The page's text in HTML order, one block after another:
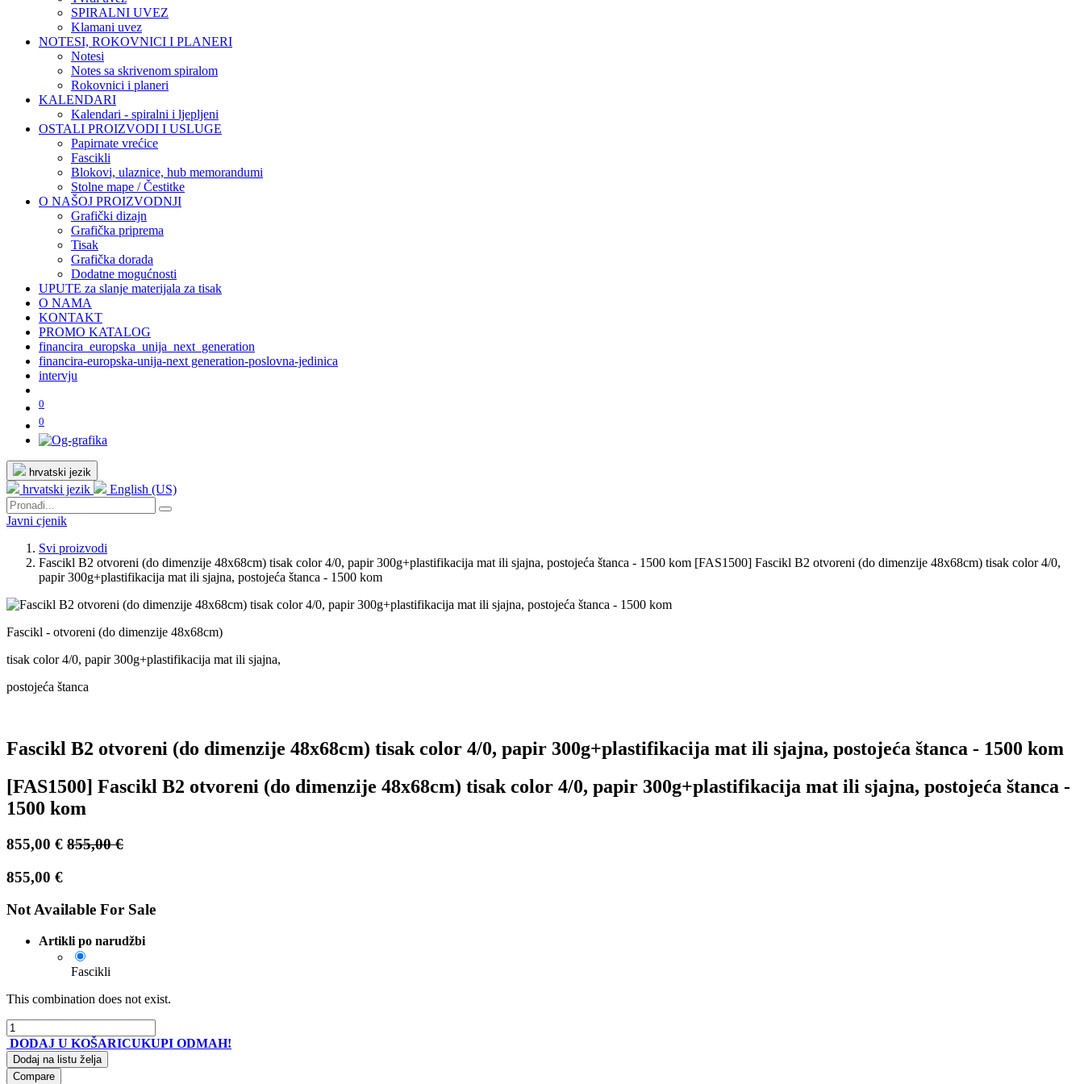
SPIRALNI UVEZ
Klamani uvez
NOTESI, ROKOVNICI I PLANERI
Notesi
Notes sa skrivenom spiralom
Rokovnici i planeri
KALENDARI
Kalendari - spiralni i ljepljeni
OSTALI PROIZVODI I USLUGE
Papirnate vrećice
Fascikli
Blokovi, ulaznice, hub memorandumi
Stolne mape / Čestitke
O NAŠOJ PROIZVODNJI
Grafički dizajn
Grafička priprema
Tisak
Grafička dorada
Dodatne mogućnosti
UPUTE za slanje materijala za tisak
O NAMA
KONTAKT
PROMO KATALOG
financira_europska_unija_next_generation
financira-europska-unija-next generation-poslovna-jedinica
intervju
0
0
hrvatski jezik
hrvatski jezik English (US)
Javni cjenik
Svi proizvodi
Fascikl B2 otvoreni (do dimenzije 48x68cm) tisak color 4/0, papir 300g+plastifikacija mat ili sjajna, postojeća štanca - 1500 kom [FAS1500] Fascikl B2 otvoreni (do dimenzije 48x68cm) tisak color 4/0,
papir 300g+plastifikacija mat ili sjajna, postojeća štanca - 1500 kom
Fascikl - otvoreni (do dimenzije 48x68cm)
tisak color 4/0, papir 300g+plastifikacija mat ili sjajna,
postojeća štanca
Fascikl B2 otvoreni (do dimenzije 48x68cm) tisak color 4/0, papir 300g+plastifikacija mat ili sjajna, postojeća štanca - 1500 kom
[FAS1500] Fascikl B2 otvoreni (do dimenzije 48x68cm) tisak color 4/0, papir 300g+plastifikacija mat ili sjajna, postojeća štanca -
1500 kom
855,00 € 855,00€
855,00 €
Not Available For Sale
Artikli po narudžbi
Fascikli
This combination does not exist.
DODAJ U KOŠARICUKUPI ODMAH!
Dodaj na listu želja
Compare